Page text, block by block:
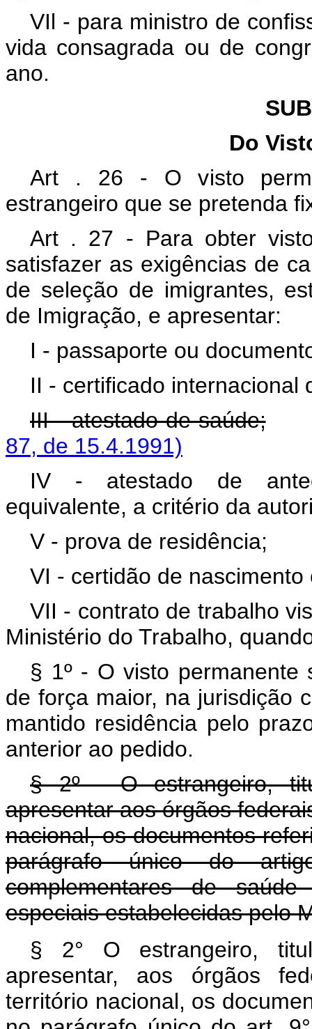
VIl - para ministro de
vida consagrada ou de
ano.
Do
Art . 26 - O visto
estrangeiro que se pretenda
Art . 27 - Para obter
satisfazer as exigências de
de seleção de imigrantes,
de Imigração, e apresentar:
I - passaporte ou
II - certificado internacional
III - atestado de saúde;
87, de 15.4.1991)
IV - atestado de
equivalente, a critério da
V - prova de residência;
VI - certidão de
VII - contrato de trabalho
Ministério do Trabalho,
§ 1º - O visto
de força maior, na jurisdição
mantido residência pelo
anterior ao pedido.
§ 2º - O estrangeiro,
apresentar aos órgãos
nacional, os documentos
parágrafo único do
complementares de
especiais estabelecidas pelo
§
2° O estrangeiro,
apresentar, aos órgãos
território nacional, os